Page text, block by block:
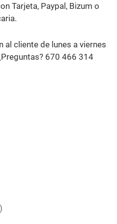
Tarjeta, Paypal, Bizum o
al cliente de lunes a viernes
670 466 314